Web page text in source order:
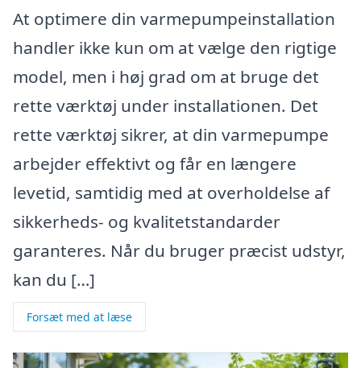
At optimere din varmepumpeinstallation
handler ikke kun om at vælge den rigtige
model, men i høj grad om at bruge det
rette værktøj under installationen. Det
rette værktøj sikrer, at din varmepumpe
arbejder effektivt og får en længere
levetid, samtidig med at overholdelse af
sikkerheds- og kvalitetstandarder
garanteres. Når du bruger præcist udstyr,
kan du […]
Forsæt med at læse